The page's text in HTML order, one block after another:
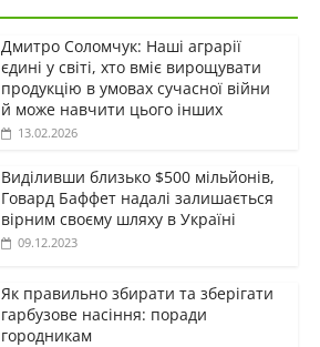
Дмитро Соломчук: Наші аграрії
єдині у світі, хто вміє вирощувати
продукцію в умовах сучасної війни
й може навчити цього інших
13.02.2026
Виділивши близько $500 мільйонів,
Говард Баффет надалі залишається
вірним своєму шляху в Україні
09.12.2023
Як правильно збирати та зберігати
гарбузове насіння: поради
городникам